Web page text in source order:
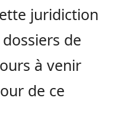
juridiction
de
à venir
de ce